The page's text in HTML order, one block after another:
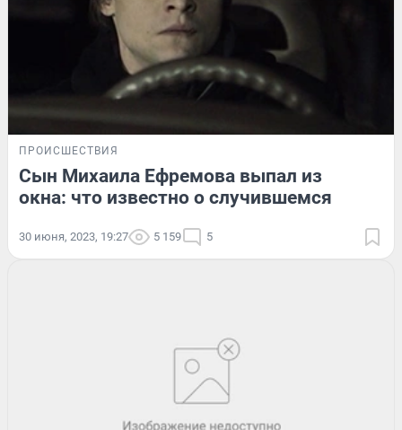
ПРОИСШЕСТВИЯ
Сын Михаила Ефремова выпал из
окна: что известно о случившемся
30 июня, 2023, 19:27 5 159 5